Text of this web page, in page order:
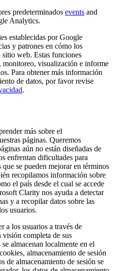
predeterminados events and
Analytics.
establecidas por Google
y patrones en cómo los
web. Estas funciones
visualización e informe
Para obtener más información
de datos, por favor revise
.
más sobre el
páginas. Queremos
aún no están diseñadas de
enfrentan dificultades para
que se pueden mejorar en términos
recopilamos información sobre
el país desde el cual se accede
Clarity nos ayuda a detectar
y a recopilar datos sobre las
usuarios.
a los usuarios a través de
visión completa de sus
almacenan localmente en el
almacenamiento de sesión
de almacenamiento de sesión se